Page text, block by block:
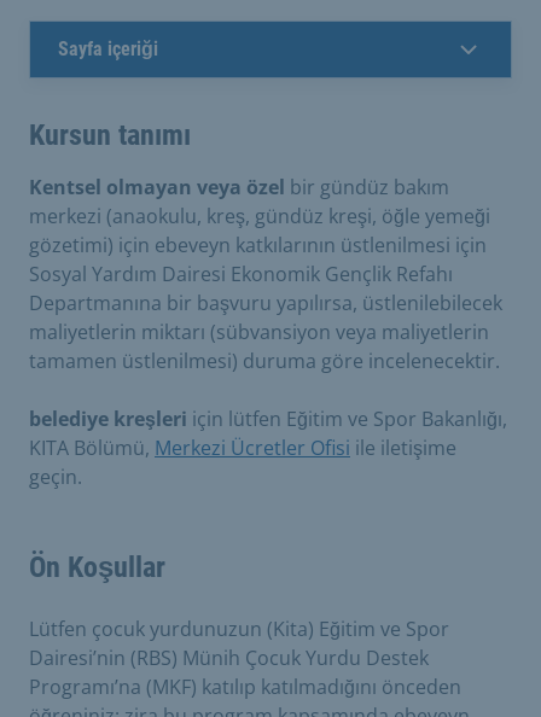
Sayfa içeriği
Kursun tanımı
Kentsel olmayan veya özel bir gündüz bakım
merkezi (anaokulu, kreş, gündüz kreşi, öğle yemeği
gözetimi) için ebeveyn katkılarının üstlenilmesi için
Sosyal Yardım Dairesi Ekonomik Gençlik Refahı
Departmanına bir başvuru yapılırsa, üstlenilebilecek
maliyetlerin miktarı (sübvansiyon veya maliyetlerin
tamamen üstlenilmesi) duruma göre incelenecektir.
belediye kreşleri için lütfen Eğitim ve Spor Bakanlığı,
KITA Bölümü, Merkezi Ücretler Ofisi ile iletişime
geçin.
Ön Koşullar
Lütfen çocuk yurdunuzun (Kita) Eğitim ve Spor
Dairesi’nin (RBS) Münih Çocuk Yurdu Destek
Programı’na (MKF) katılıp katılmadığını önceden